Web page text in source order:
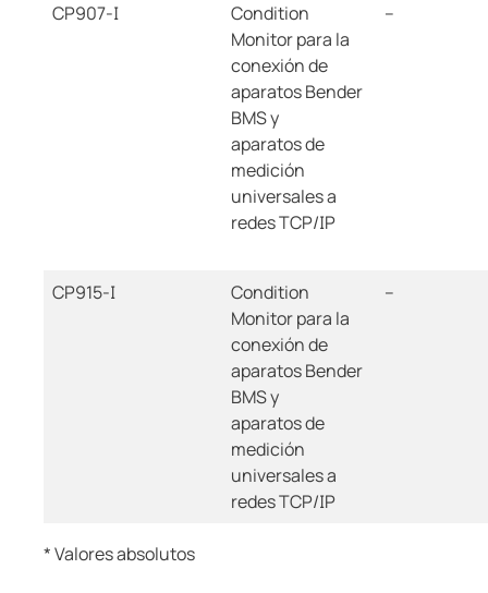
CP907-I
Condition
Monitor para la
conexión de
aparatos Bender
BMS y
aparatos de
medición
universales a
redes TCP/IP
--
CP915-I
Condition
Monitor para la
conexión de
aparatos Bender
BMS y
aparatos de
medición
universales a
redes TCP/IP
--
* Valores absolutos